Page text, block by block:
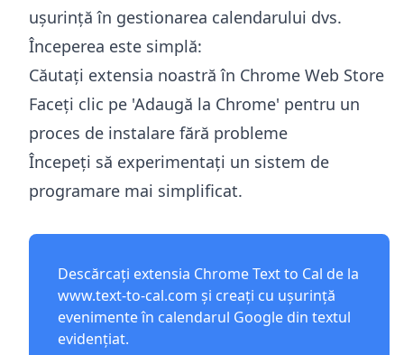
ușurință în gestionarea calendarului dvs.
Începerea este simplă:
Căutați extensia noastră în Chrome Web Store
Faceți clic pe 'Adaugă la Chrome' pentru un
proces de instalare fără probleme
Începeți să experimentați un sistem de
programare mai simplificat.
Descărcați extensia Chrome Text to Cal de la
www.text-to-cal.com și creați cu ușurință
evenimente în calendarul Google din textul
evidențiat.